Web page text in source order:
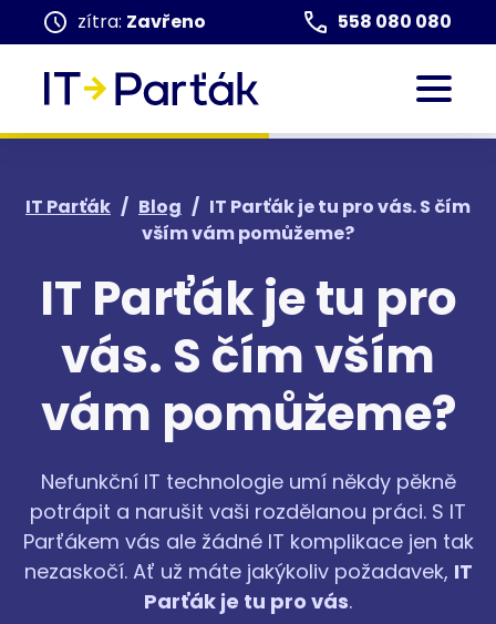
zítra: Zavřeno 558 080 080
IT Parťák / Blog / IT Parťák je tu pro vás. S čím
vším vám pomůžeme?
IT Parťák je tu pro
vás. S čím vším
vám pomůžeme?
Nefunkční IT technologie umí někdy pěkně
potrápit a narušit vaši rozdělanou práci. S IT
Parťákem vás ale žádné IT komplikace jen tak
nezaskočí. Ať už máte jakýkoliv požadavek, IT
Parťák je tu pro vás.